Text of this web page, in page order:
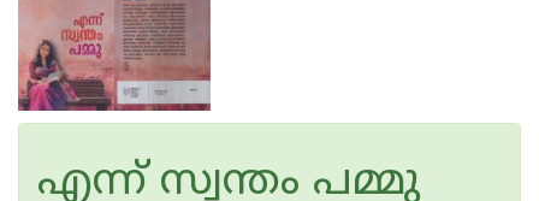
എന്ന് സ്വന്തം പമ്മു